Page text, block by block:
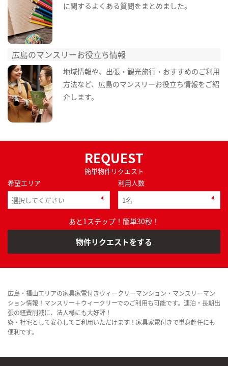
に関するよくある質問をまとめました。
広島のマンスリーお役立ち情報
地域情報や、出張・観光旅行・おすすめのご利用
方法など、広島のマンスリーお役立ち情報をご紹
介します。
REQUEST
簡単物件リクエスト
希望エリア
利用人数
あと1ステップ！簡単30秒！
物件リクエストをする
広島・福山エリアの家具家電付きウィークリーマンション・マンスリーマン
ション情報！マンスリー＋ウィークリーでのご利用も可能です。連泊・長期出
張の経費削減に、法人様にも大好評！
寮・社宅として安心してご利用いただけます！家具家電付きで単身赴任にも
便利です。